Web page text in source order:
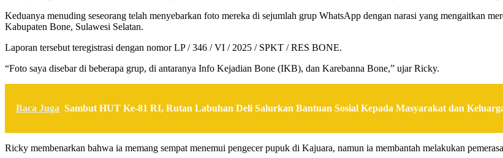
Keduanya menuding seseorang telah menyebarkan foto mereka di sejumlah grup WhatsApp dengan narasi yang mengaitkan
Kabupaten Bone, Sulawesi Selatan.
Laporan tersebut teregistrasi dengan nomor LP / 346 / VI / 2025 / SPKT / RES BONE.
“Foto saya disebar di beberapa grup, di antaranya Info Kejadian Bone (IKB), dan Karebanna Bone,” ujar Ricky.
Baca Juga Sambut HUT Ke-81 RI, Rutan Labuhan Deli Salurkan Bantuan Sosial Kepada Masyarakat dan
Ricky membenarkan bahwa ia memang sempat menemui pengecer pupuk di Kajuara, namun ia membantah melakukan